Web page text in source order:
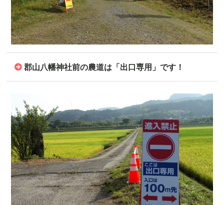
郡山八幡神社前の農道は「出口専用」です！